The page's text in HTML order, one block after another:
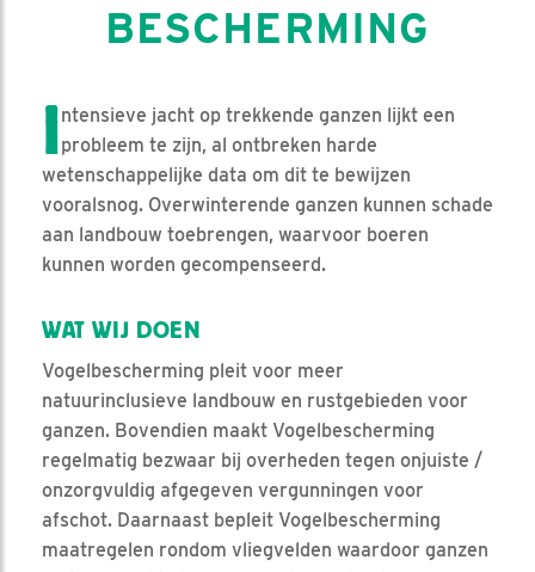
BESCHERMING
Intensieve jacht op trekkende ganzen lijkt een
probleem te zijn, al ontbreken harde
wetenschappelijke data om dit te bewijzen
vooralsnog. Overwinterende ganzen kunnen schade
aan landbouw toebrengen, waarvoor boeren
kunnen worden gecompenseerd.
WAT WIJ DOEN
Vogelbescherming pleit voor meer
natuurinclusieve landbouw en rustgebieden voor
ganzen. Bovendien maakt Vogelbescherming
regelmatig bezwaar bij overheden tegen onjuiste /
onzorgvuldig afgegeven vergunningen voor
afschot. Daarnaast bepleit Vogelbescherming
maatregelen rondom vliegvelden waardoor ganzen